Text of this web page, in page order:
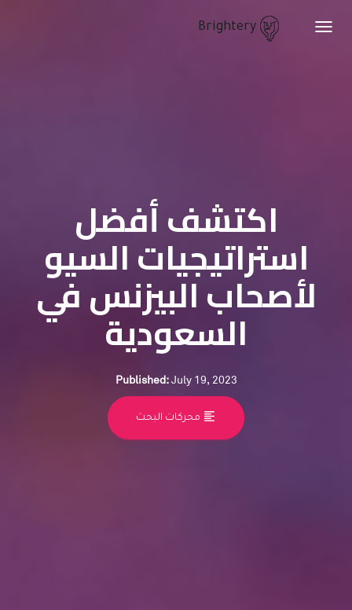
Toggle
Brightery
اكتشف أفضل
استراتيجيات السيو
لأصحاب البيزنس في
السعودية
Published:July 19, 2023
format_align_left محركات البحث